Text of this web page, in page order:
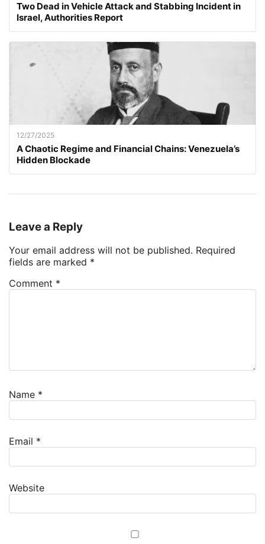
Two Dead in Vehicle Attack and Stabbing Incident in
Israel, Authorities Report
12/27/2025
A Chaotic Regime and Financial Chains: Venezuela’s
Hidden Blockade
Leave a Reply
Your email address will not be published. Required
fields are marked *
Comment *
Name *
Email *
Website